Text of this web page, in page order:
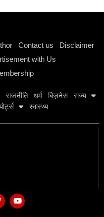
Contact us
Disclaimer
with Us
राजनीति धर्म बिज़नेस
राज्य
स्वास्थ्य